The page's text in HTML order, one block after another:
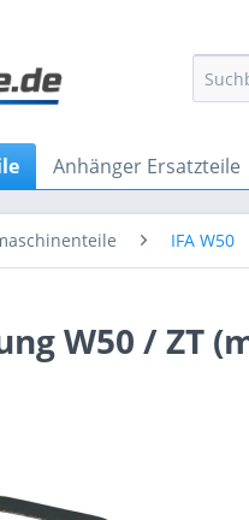
Anhänger Ersatzteile
IFA W50
W50 / ZT